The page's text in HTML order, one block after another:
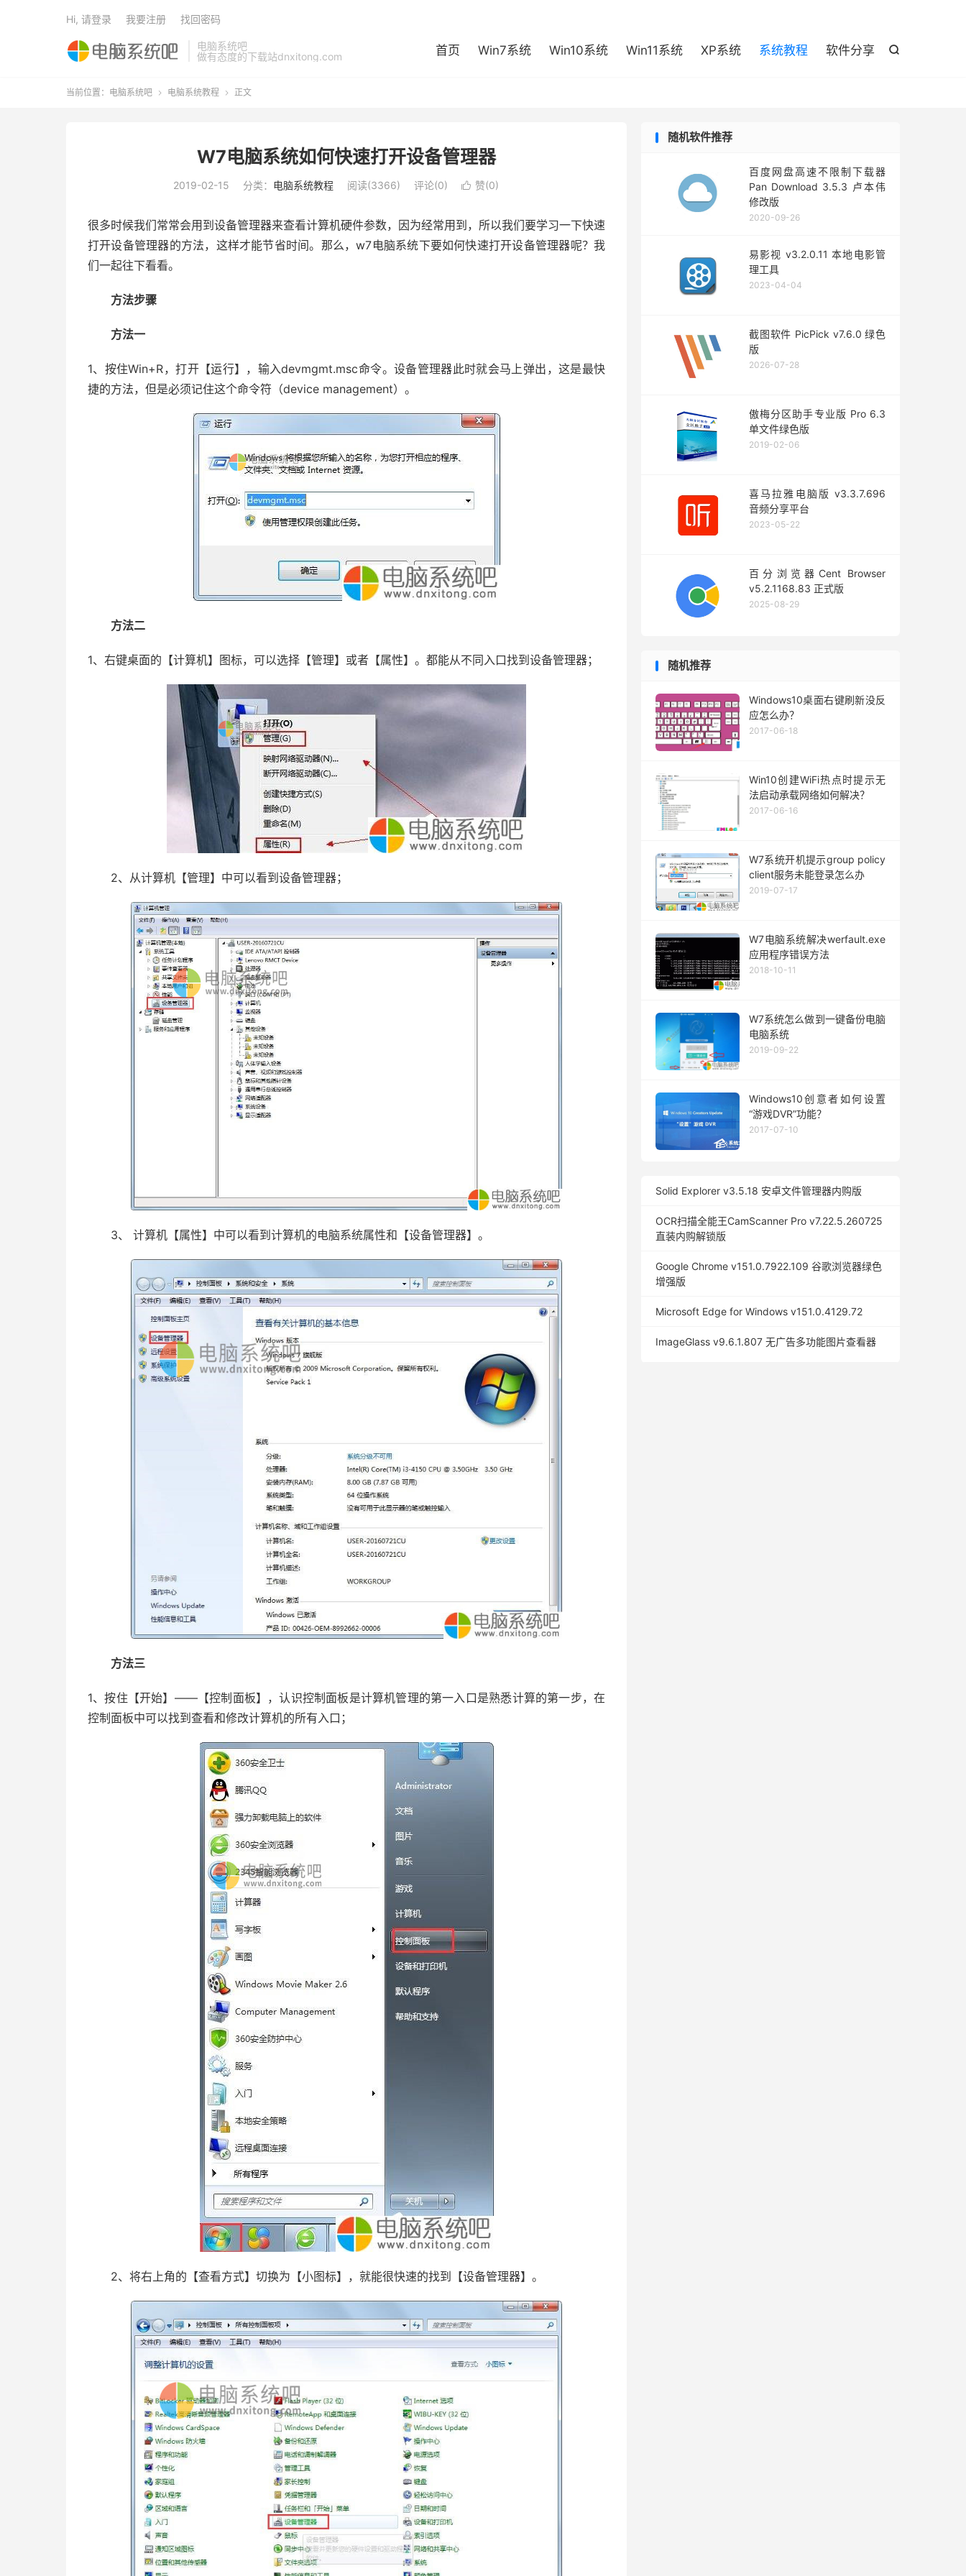
电脑系统吧
做有态度的下载站dnxitong.com

首页 Win7系统 Win10系统 Win11系统 XP系统 系统教程 软件分享
Hi, 请登录 我要注册 找回密码
当前位置： 电脑系统吧  电脑系统教程  正文
W7电脑系统如何快速打开设备管理器
2019-02-15 分类： 电脑系统教程 阅读(3366) 评论(0)  赞(0)
很多时候我们常常会用到设备管理器来查看计算机硬件参数，因为经常用到，所以我们要学习一下快速
打开设备管理器的方法，这样才能节省时间。那么，w7电脑系统下要如何快速打开设备管理器呢？我
们一起往下看看。
方法步骤
方法一
1、按住Win+R，打开【运行】，输入devmgmt.msc命令。设备管理器此时就会马上弹出，这是最快
捷的方法，但是必须记住这个命令符（device management）。
方法二
1、右键桌面的【计算机】图标，可以选择【管理】或者【属性】。都能从不同入口找到设备管理器；
2、从计算机【管理】中可以看到设备管理器；
3、 计算机【属性】中可以看到计算机的电脑系统属性和【设备管理器】。
方法三
1、按住【开始】——【控制面板】，认识控制面板是计算机管理的第一入口是熟悉计算的第一步，在
控制面板中可以找到查看和修改计算机的所有入口；
2、将右上角的【查看方式】切换为【小图标】，就能很快速的找到【设备管理器】。
随机软件推荐
百度网盘高速不限制下载器
Pan Download 3.5.3 卢本伟
修改版
2020-09-26
易影视 v3.2.0.11 本地电影管
理工具
2023-04-04
截图软件 PicPick v7.6.0 绿色
版
2026-07-28
傲梅分区助手专业版 Pro 6.3
单文件绿色版
2019-02-06
喜马拉雅电脑版 v3.3.7.696
音频分享平台
2023-05-22
百分浏览器Cent Browser
v5.2.1168.83 正式版
2025-08-29
随机推荐
Windows10桌面右键刷新没反
应怎么办？
2017-06-18
Win10创建WiFi热点时提示无
法启动承载网络如何解决？
2017-06-16
W7系统开机提示group policy
client服务未能登录怎么办
2019-07-17
W7电脑系统解决werfault.exe
应用程序错误方法
2018-10-11
W7系统怎么做到一键备份电脑
电脑系统
2019-09-22
Windows10创意者如何设置
“游戏DVR”功能？
2017-07-10
Solid Explorer v3.5.18 安卓文件管理器内购版
OCR扫描全能王CamScanner Pro v7.22.5.260725
直装内购解锁版
Google Chrome v151.0.7922.109 谷歌浏览器绿色
增强版
Microsoft Edge for Windows v151.0.4129.72
ImageGlass v9.6.1.807 无广告多功能图片查看器